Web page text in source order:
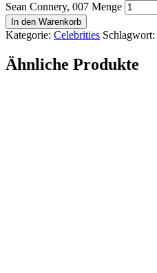
Sean Connery, 007 Menge
In den Warenkorb
Kategorie: Celebrities Schlagwort:
Ähnliche Produkte